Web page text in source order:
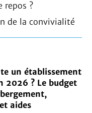
repos ?
de la convivialité
un établissement
2026 ? Le budget
aides